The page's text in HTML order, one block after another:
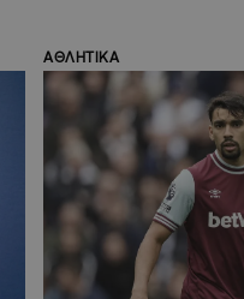
ΑΘΛΗΤΙΚΑ